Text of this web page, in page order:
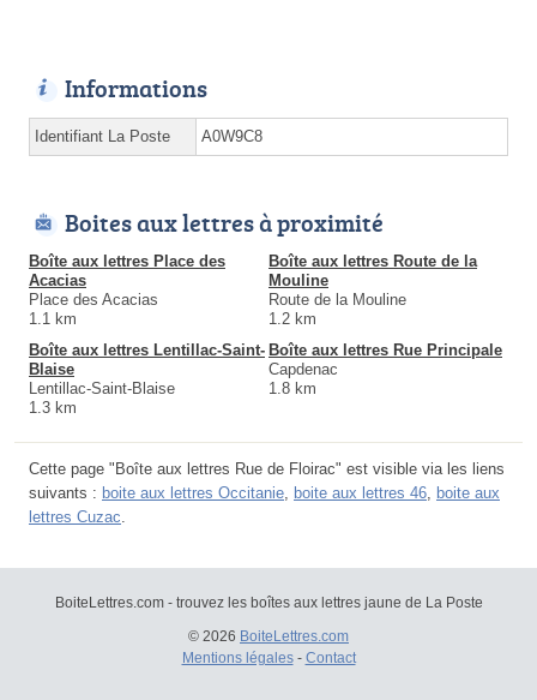
Informations
Identifiant La Poste A0W9C8
Boites aux lettres à proximité
Boîte aux lettres Place des
Acacias
Place des Acacias
1.1 km
Boîte aux lettres Route de la
Mouline
Route de la Mouline
1.2 km
Boîte aux lettres Lentillac-Saint-
Blaise
Lentillac-Saint-Blaise
1.3 km
Boîte aux lettres Rue Principale
Capdenac
1.8 km
Cette page "Boîte aux lettres Rue de Floirac" est visible via les liens
suivants : boite aux lettres Occitanie boite aux lettres 46 boite aux
lettres Cuzac
BoiteLettres.com - trouvez les boîtes aux lettres jaune de La Poste
© 2026 BoiteLettres.com
Mentions légales- Contact